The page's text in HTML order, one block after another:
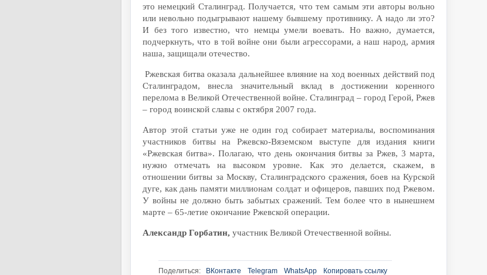
это немецкий Сталинград. Получается, что тем самым эти авторы вольно
или невольно подыгрывают нашему бывшему противнику. А надо ли это?
И без того известно, что немцы умели воевать. Но важно, думается,
подчеркнуть, что в той войне они были агрессорами, а наш народ, армия
наша, защищали отечество.
Ржевская битва оказала дальнейшее влияние на ход военных действий под
Сталинградом, внесла значительный вклад в достижении коренного
перелома в Великой Отечественной войне. Сталинград – город Герой, Ржев
– город воинской славы с октября 2007 года.
Автор этой статьи уже не один год собирает материалы, воспоминания
участников битвы на Ржевско-Вяземском выступе для издания книги
«Ржевская битва». Полагаю, что день окончания битвы за Ржев, 3 марта,
нужно отмечать на высоком уровне. Как это делается, скажем, в
отношении битвы за Москву, Сталинградского сражения, боев на Курской
дуге, как дань памяти миллионам солдат и офицеров, павших под Ржевом.
У войны не должно быть забытых сражений. Тем более что в нынешнем
марте – 65-летие окончание Ржевской операции.
Александр Горбатин, участник Великой Отечественной войны.
Поделиться: ВКонтакте Telegram WhatsApp Копировать ссылку